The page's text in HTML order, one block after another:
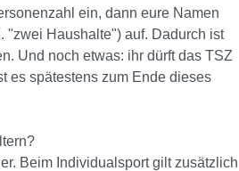
ein, dann eure Namen
"zwei Haushalte") auf. Dadurch ist
Und noch etwas: ihr dürft das TSZ
es spätestens zum Ende dieses
Beim Individualsport gilt zusätzlich